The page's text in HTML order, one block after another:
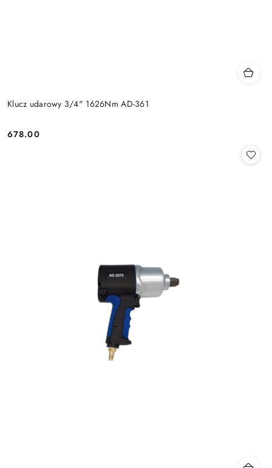
Klucz udarowy 3/4" 1626Nm AD-361
Cena:
678.00